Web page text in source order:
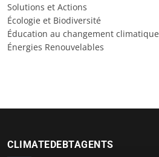
Solutions et Actions
Écologie et Biodiversité
Éducation au changement climatique
Énergies Renouvelables
CLIMATEDEBTAGENTS